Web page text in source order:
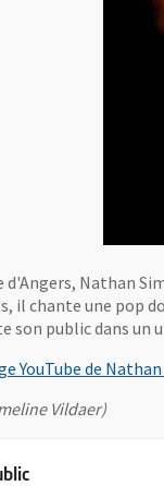
d'Angers, Nathan
il chante une pop
son public dans un
YouTube de
Vildaer)